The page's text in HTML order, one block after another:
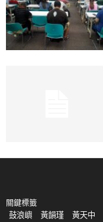
關鍵標籤
鼓浪嶼
黃韻瑾 黃天中